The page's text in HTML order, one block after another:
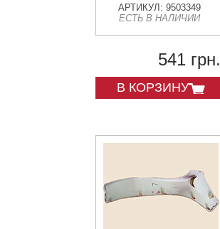
АРТИКУЛ: 9503349
ЕСТЬ В НАЛИЧИИ
541 грн.
В КОРЗИНУ